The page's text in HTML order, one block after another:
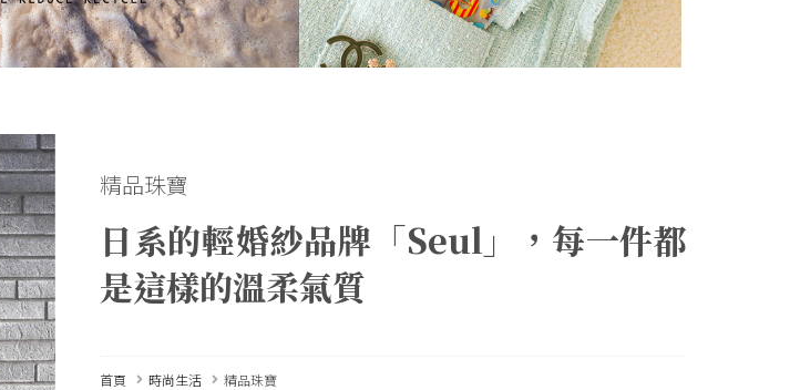
精品珠寶
日系的輕婚紗品牌「Seul」，每一件都
是這樣的溫柔氣質
首頁 時尚生活 精品珠寶